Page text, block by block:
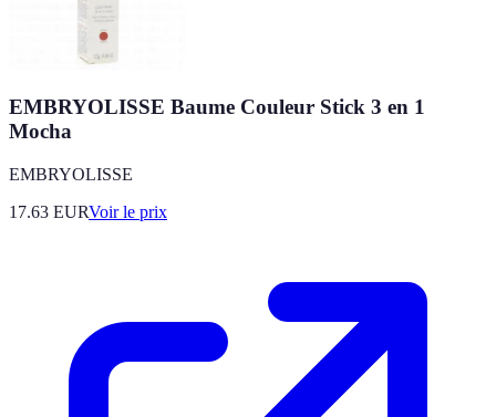
EMBRYOLISSE Baume Couleur Stick 3 en 1
Mocha
EMBRYOLISSE
17.63 EURVoir le prix